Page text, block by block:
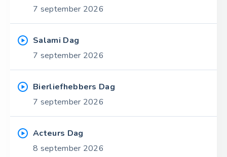
7 september 2026
Salami Dag
7 september 2026
Bierliefhebbers Dag
7 september 2026
Acteurs Dag
8 september 2026